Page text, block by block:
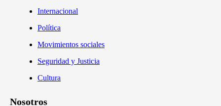
Internacional
Política
Movimientos sociales
Seguridad y Justicia
Cultura
Nosotros